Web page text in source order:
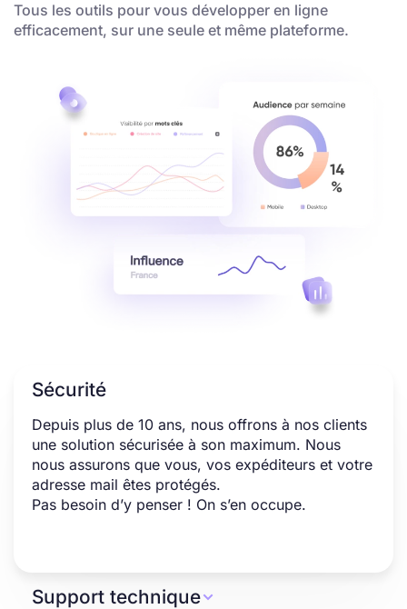
Tous les outils pour vous développer en ligne
efficacement, sur une seule et même plateforme.
Sécurité
Depuis plus de 10 ans, nous offrons à nos clients
une solution sécurisée à son maximum. Nous
nous assurons que vous, vos expéditeurs et votre
adresse mail êtes protégés.
Pas besoin d’y penser ! On s’en occupe.
Support technique